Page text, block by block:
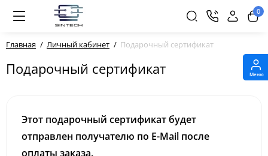
Меню
0
Главная Личный кабинет Подарочный сертификат
Подарочный сертификат
Этот подарочный сертификат будет
отправлен получателю по E-Mail после
оплаты заказа.